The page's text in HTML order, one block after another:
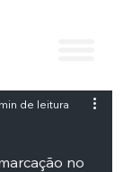
de leitura
no